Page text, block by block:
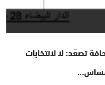
تصعّد: لا لانتخابات